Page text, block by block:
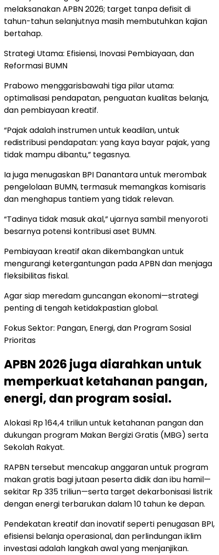
melaksanakan APBN 2026; target tanpa defisit di
tahun-tahun selanjutnya masih membutuhkan kajian
bertahap.
Strategi Utama: Efisiensi, Inovasi Pembiayaan, dan
Reformasi BUMN
Prabowo menggarisbawahi tiga pilar utama:
optimalisasi pendapatan, penguatan kualitas belanja,
dan pembiayaan kreatif.
“Pajak adalah instrumen untuk keadilan, untuk
redistribusi pendapatan: yang kaya bayar pajak, yang
tidak mampu dibantu,” tegasnya.
Ia juga menugaskan BPI Danantara untuk merombak
pengelolaan BUMN, termasuk memangkas komisaris
dan menghapus tantiem yang tidak relevan.
“Tadinya tidak masuk akal,” ujarnya sambil menyoroti
besarnya potensi kontribusi aset BUMN.
Pembiayaan kreatif akan dikembangkan untuk
mengurangi ketergantungan pada APBN dan menjaga
fleksibilitas fiskal.
Agar siap meredam guncangan ekonomi—strategi
penting di tengah ketidakpastian global.
Fokus Sektor: Pangan, Energi, dan Program Sosial
Prioritas
APBN 2026 juga diarahkan untuk
memperkuat ketahanan pangan,
energi, dan program sosial.
Alokasi Rp 164,4 triliun untuk ketahanan pangan dan
dukungan program Makan Bergizi Gratis (MBG) serta
Sekolah Rakyat.
RAPBN tersebut mencakup anggaran untuk program
makan gratis bagi jutaan peserta didik dan ibu hamil—
sekitar Rp 335 triliun—serta target dekarbonisasi listrik
dengan energi terbarukan dalam 10 tahun ke depan.
Pendekatan kreatif dan inovatif seperti penugasan BPI,
efisiensi belanja operasional, dan perlindungan iklim
investasi adalah langkah awal yang menjanjikan.